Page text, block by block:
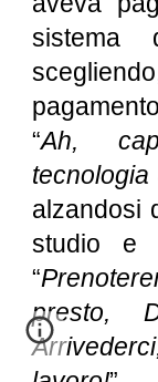
sistema
“Ah,
tecnologia
alzandosi
studio e
“
presto,